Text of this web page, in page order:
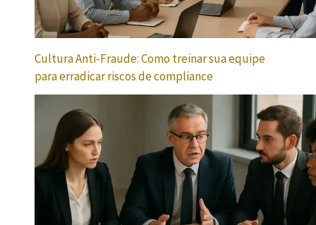
Cultura Anti-Fraude: Como treinar sua equipe
para erradicar riscos de compliance